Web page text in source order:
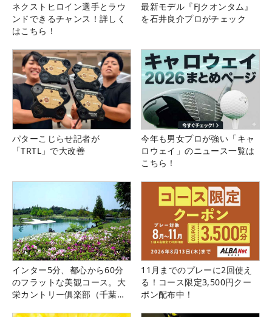
ネクストヒロイン選手とラウ
ンドできるチャンス！詳しく
はこちら！
最新モデル『FJクオンタム』
を石井良介プロがチェック
パターこじらせ記者が
「TRTL」で大改善
今年も男女プロが強い「キャ
ロウェイ」のニュース一覧は
こちら！
インター5分、都心から60分
のフラットな美観コース。大
栄カントリー俱楽部（千葉
11月までのプレーに2回使え
る！コース限定3,500円クー
ポン配布中！